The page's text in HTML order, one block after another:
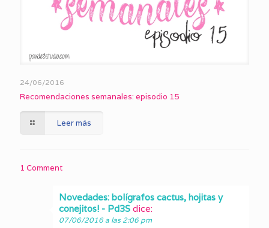
24/06/2016
Recomendaciones semanales: episodio 15
Leer más
1 Comment
Novedades: bolígrafos cactus, hojitas y
conejitos! - Pd3S dice:
07/06/2016 a las 2:06 pm